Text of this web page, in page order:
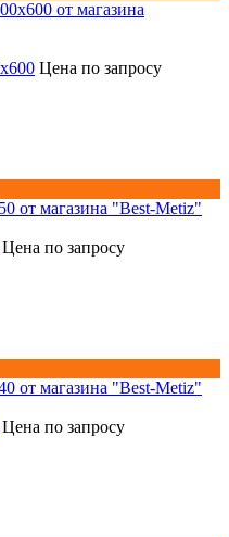
Цена по запросу
Цена по запросу
Цена по запросу